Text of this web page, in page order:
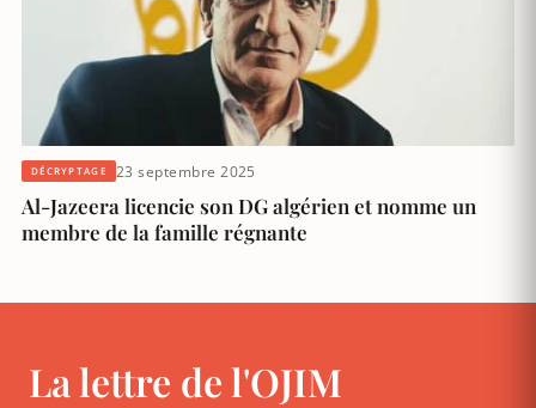
DÉCRYPTAGE 23 septembre 2025
Al-Jazeera licencie son DG algérien et nomme un
membre de la famille régnante
La lettre de l'OJIM